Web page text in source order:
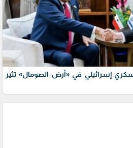
إسرائيلي في «أرض الصومال» تثير